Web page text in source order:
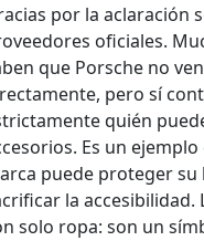
por la aclaración
oficiales.
que Porsche no
pero sí
quién
Es un
puede proteger su
la accesibilidad.
solo ropa: son un